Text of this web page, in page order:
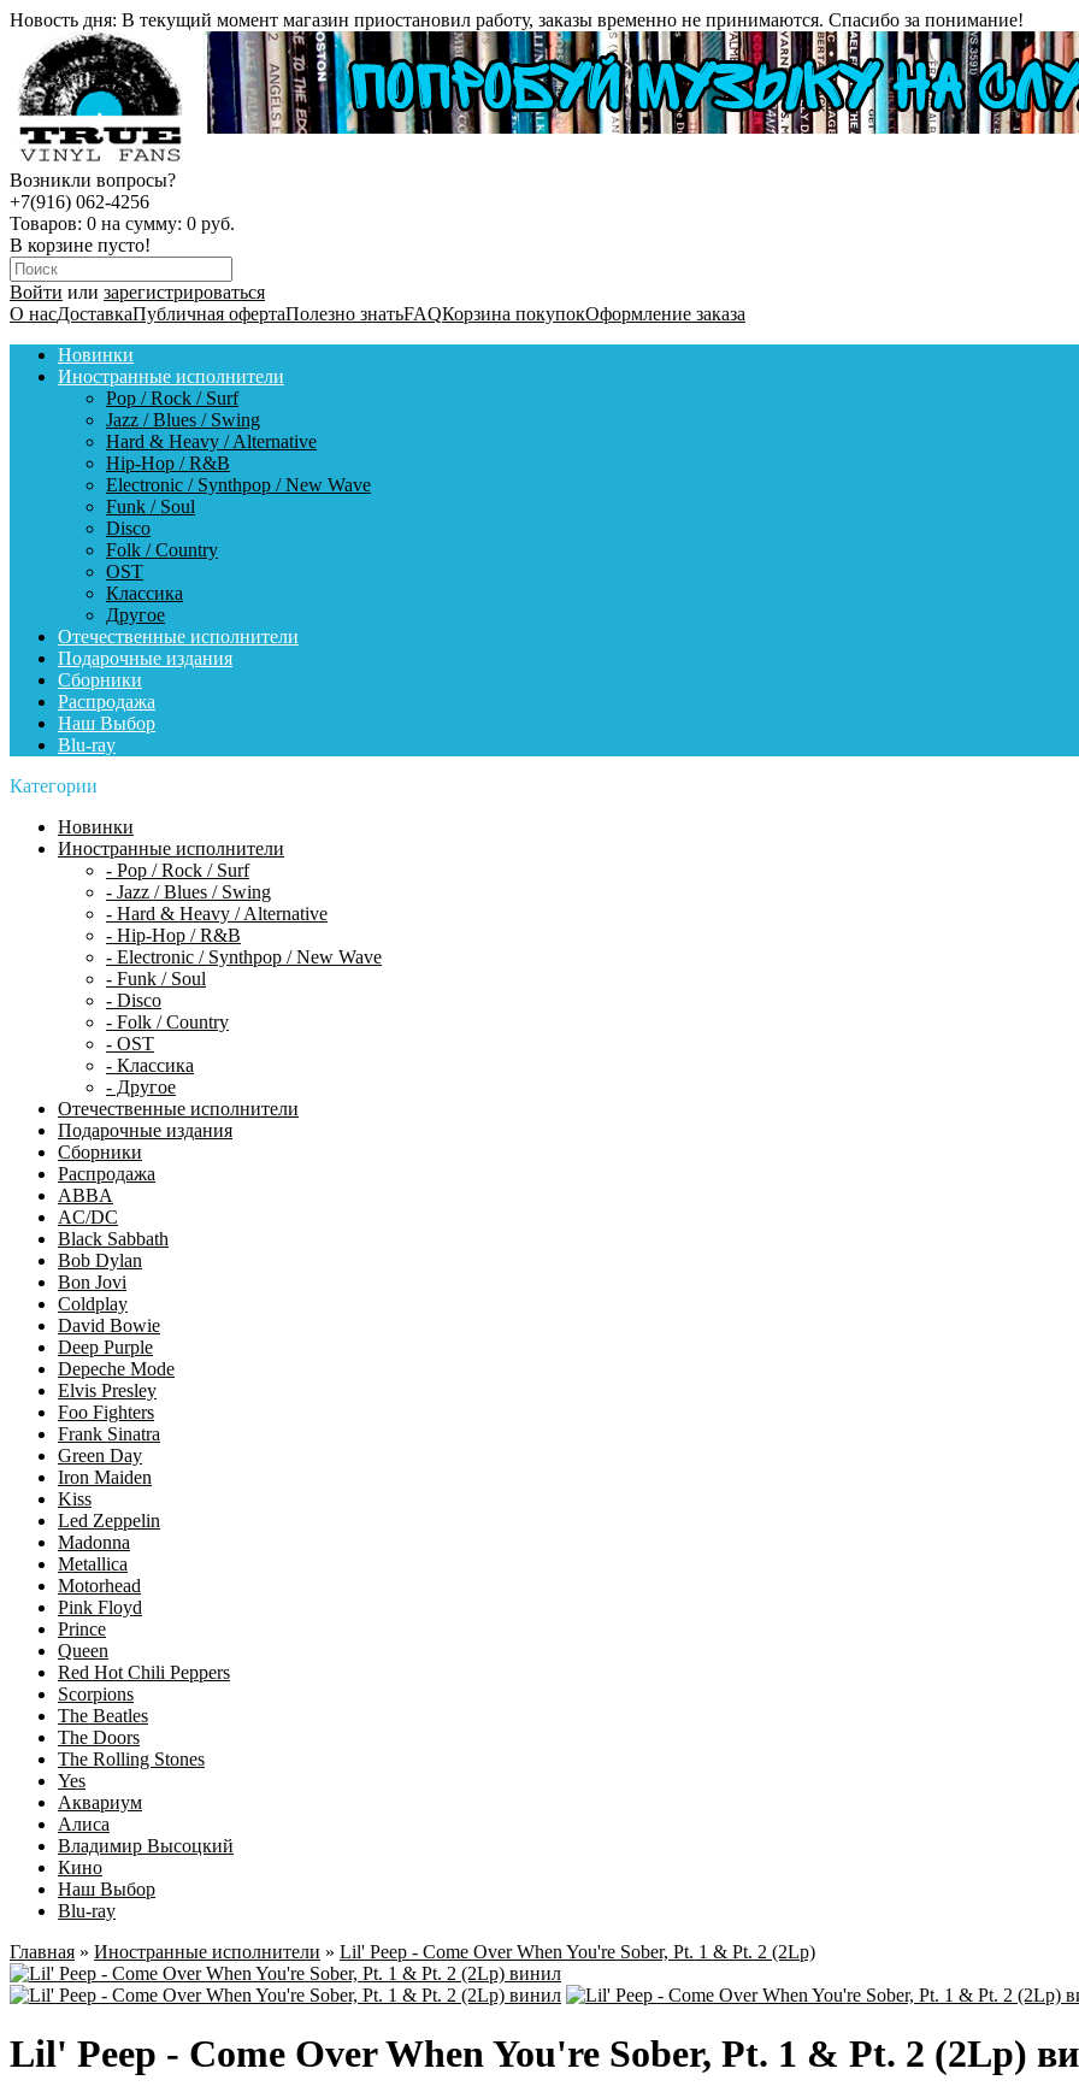
Новость дня: В текущий момент магазин приостановил работу, заказы временно не принимаются. Спасибо за понимание!
Возникли вопросы?
+7(916) 062-4256
Товаров: 0 на сумму: 0 руб.
В корзине пусто!
Войти или зарегистрироваться
О насДоставкаПубличная офертаПолезно знатьFAQКорзина покупокОформление заказа
Новинки
Иностранные исполнители
Pop / Rock / Surf
Jazz / Blues / Swing
Hard & Heavy / Alternative
Hip-Hop / R&B
Electronic / Synthpop / New Wave
Funk / Soul
Disco
Folk / Country
OST
Классика
Другое
Отечественные исполнители
Подарочные издания
Сборники
Распродажа
Наш Выбор
Blu-ray
Категории
Новинки
Иностранные исполнители
- Pop / Rock / Surf
- Jazz / Blues / Swing
- Hard & Heavy / Alternative
- Hip-Hop / R&B
- Electronic / Synthpop / New Wave
- Funk / Soul
- Disco
- Folk / Country
- OST
- Классика
- Другое
Отечественные исполнители
Подарочные издания
Сборники
Распродажа
ABBA
AC/DC
Black Sabbath
Bob Dylan
Bon Jovi
Coldplay
David Bowie
Deep Purple
Depeche Mode
Elvis Presley
Foo Fighters
Frank Sinatra
Green Day
Iron Maiden
Kiss
Led Zeppelin
Madonna
Metallica
Motorhead
Pink Floyd
Prince
Queen
Red Hot Chili Peppers
Scorpions
The Beatles
The Doors
The Rolling Stones
Yes
Аквариум
Алиса
Владимир Высоцкий
Кино
Наш Выбор
Blu-ray
Главная » Иностранные исполнители » Lil' Peep - Come Over When You're Sober, Pt. 1 & Pt. 2 (2Lp)
Lil' Peep - Come Over When You're Sober, Pt. 1 & Pt. 2 (2Lp)